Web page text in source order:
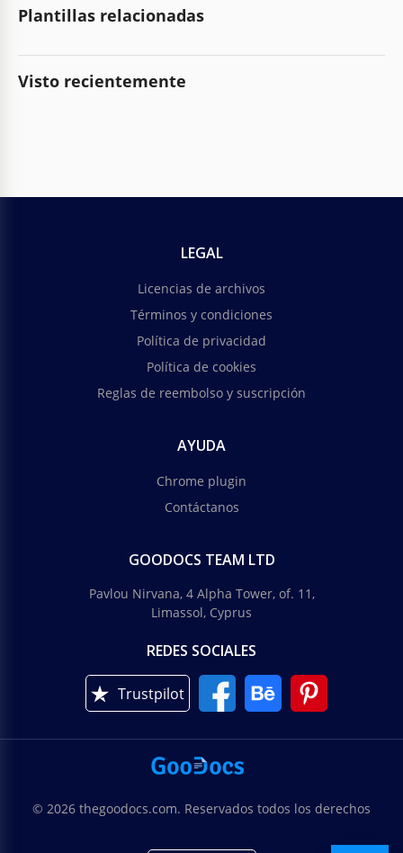
Plantillas relacionadas
Visto recientemente
LEGAL
Licencias de archivos
Términos y condiciones
Política de privacidad
Política de cookies
Reglas de reembolso y suscripción
AYUDA
Chrome plugin
Contáctanos
GOODOCS TEAM LTD
Pavlou Nirvana, 4 Alpha Tower, of. 11,
Limassol, Cyprus
REDES SOCIALES
Trustpilot
© 2026 thegoodocs.com. Reservados todos los derechos